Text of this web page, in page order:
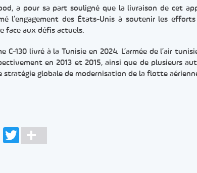
a pour sa part souligné que la livraison de cet
l’engagement des États-Unis à soutenir les
face aux défis actuels.
C-130 livré à la Tunisie en 2024. L’armée de l’air
en 2013 et 2015, ainsi que de plusieurs
stratégie globale de modernisation de la flotte
TwitterPartager